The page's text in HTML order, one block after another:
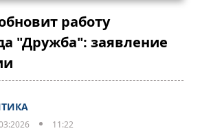
работу
"Дружба": заявление
11:22